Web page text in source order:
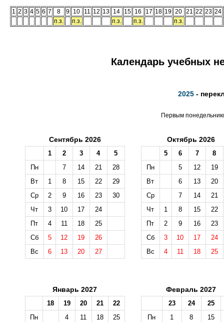
1 2 3 4 5 6 7 8 9 10 11 12 13 14 15 16 17 18 19 20 21 22 23 24
п.з.
п.з. п.з. п.з. п.з.
Календарь учебных
2025 -
Первым
Сентябрь 2026
1 2 3 4
5
Пн
7 14 21
28
Вт
1 8 15 22
29
Ср
2 9 16 23
30
Чт
3 10 17
24
Пт
4 11 18
25
Сб
5 12 19
26
Вс
6 13 20 27
Октябрь 2026
5 6 7
8
Пн
5 12
19
Вт
6 13
20
Ср
7 14
21
Чт
1 8 15
22
Пт
2 9 16
23
Сб
3 10 17
24
Вс
4 11 18 25
Январь 2027
18 19 20 21
22
Пн
4 11 18
25
Февраль 2027
23 24
25
Пн
1 8
15